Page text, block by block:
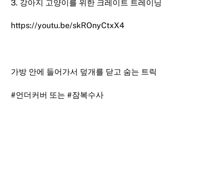
3. 강아지 고양이를 위한 크레이트 트레이닝
https://youtu.be/skROnyCtxX4
가방 안에 들어가서 덮개를 닫고 숨는 트릭
#언더커버 또는#잠복수사